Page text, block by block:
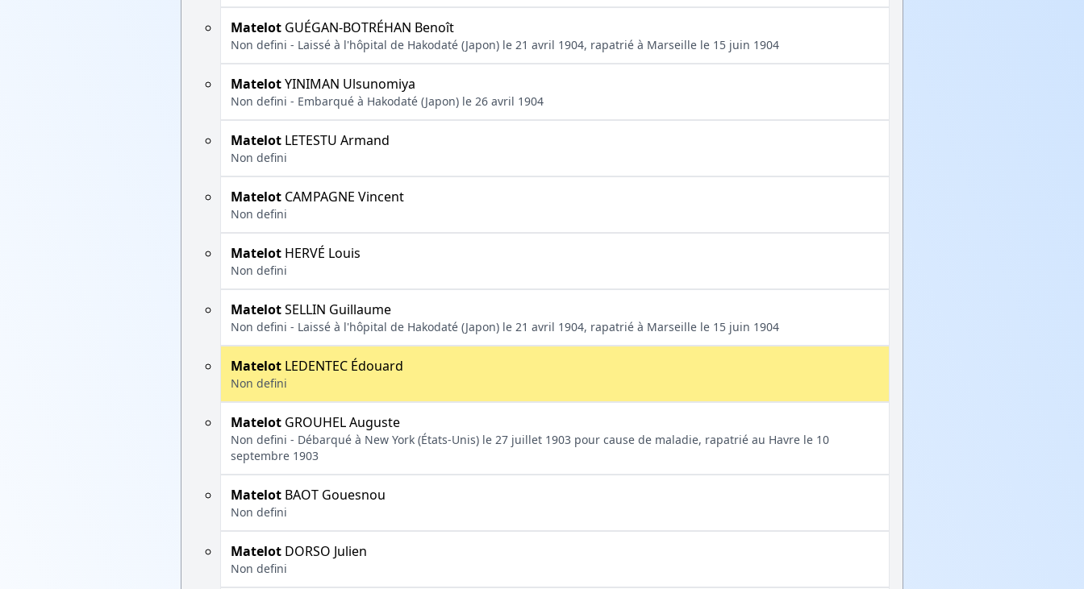
Matelot GUÉGAN-BOTRÉHAN Benoît
Non defini - Laissé à l'hôpital de Hakodaté (Japon) le 21 avril 1904, rapatrié à Marseille le 15 juin 1904
MatelotYINIMAN Ulsunomiya
Non defini - Embarqué à Hakodaté (Japon) le 26 avril 1904
Matelot LETESTU Armand
Non defini
Matelot CAMPAGNE Vincent
Non defini
Matelot HERVÉ Louis
Non defini
MatelotSELLIN Guillaume
Non defini - Laissé à l'hôpital de Hakodaté (Japon) le 21 avril 1904, rapatrié à Marseille le 15 juin 1904
Matelot LEDENTEC Édouard
Non defini
Matelot GROUHEL Auguste
Non defini - Débarqué à New York (États-Unis) le 27 juillet 1903 pour cause de maladie, rapatrié au Havre le 10
septembre 1903
Matelot BAOT Gouesnou
Non defini
Matelot DORSO Julien
Non defini